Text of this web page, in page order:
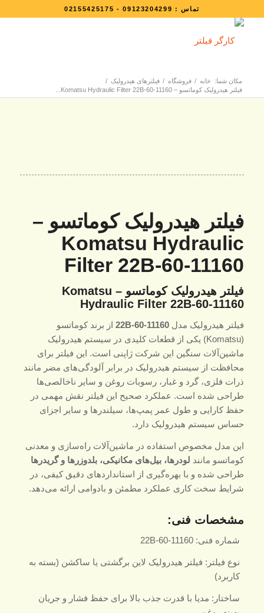
تماس : 09123204299
-
02155425175
مکان شما: خانه / فروشگاه / فیلترهای هیدرولیک /
فیلتر هیدرولیک کوماتسو – Komatsu Hydraulic Filter 22B-60-11160...
فیلتر هیدرولیک کوماتسو –
Komatsu Hydraulic
Filter 22B-60-11160
فیلتر هیدرولیک کوماتسو – Komatsu
Hydraulic Filter 22B-60-11160
فیلتر هیدرولیک مدل 22B-60-11160از برند کوماتسو
(Komatsu) یکی از قطعات کلیدی در سیستم هیدرولیک
ماشین‌آلات سنگین این شرکت ژاپنی است. این فیلتر برای
محافظت از سیستم هیدرولیک در برابر آلودگی‌های مضر مانند
ذرات فلزی، گرد و غبار، رسوبات روغن و سایر ناخالصی‌ها
طراحی شده است. عملکرد صحیح این فیلتر نقش مهمی در
حفظ کارایی و طول عمر پمپ‌ها، سیلندرها و سایر اجزای
حساس سیستم هیدرولیک دارد.
این مدل مخصوص استفاده در ماشین‌آلات راه‌سازی و معدنی
کوماتسو مانند لودرها، بیل‌های مکانیکی، بلدوزرها و گریدرها
طراحی شده و با بهره‌گیری از استانداردهای دقیق کیفی، در
شرایط سخت کاری عملکرد مطمئن و بادوامی ارائه می‌دهد.
مشخصات فنی:
شماره فنی: 22B-60-11160
نوع فیلتر: فیلتر هیدرولیک لاین برگشتی یا ساکشن (بسته به
کاربرد)
ساختار: مدیا با قدرت جذب بالا برای حفظ فشار و جریان